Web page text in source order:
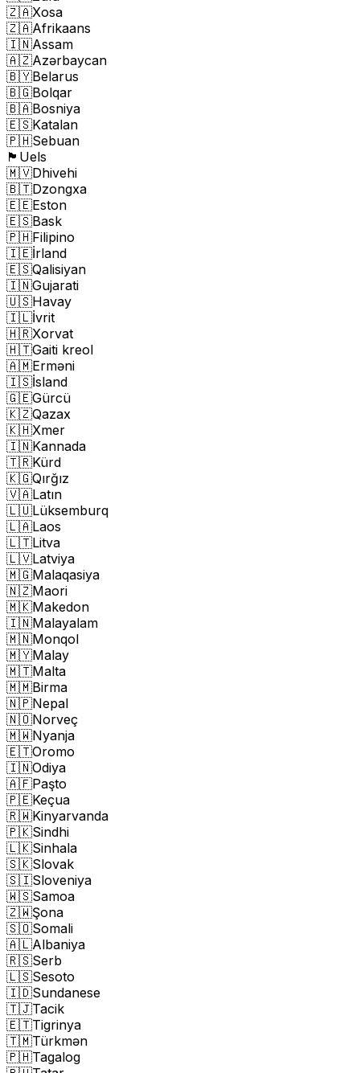
🇿🇦Xosa
🇿🇦Afrikaans
🇮🇳Assam
🇦🇿Azərbaycan
🇧🇾Belarus
🇧🇬Bolqar
🇧🇦Bosniya
🇪🇸Katalan
🇵🇭Sebuan
🏴󠁧󠁢󠁷󠁬󠁳󠁿 Uels
🇲🇻Dhivehi
🇧🇹Dzongxa
🇪🇪Eston
🇪🇸Bask
🇵🇭Filipino
🇮🇪İrland
🇪🇸Qalisiyan
🇮🇳Gujarati
🇺🇸Havay
🇮🇱İvrit
🇭🇷Xorvat
🇭🇹Gaiti kreol
🇦🇲Erməni
🇮🇸İsland
🇬🇪Gürcü
🇰🇿Qazax
🇰🇭Xmer
🇮🇳Kannada
🇹🇷Kürd
🇰🇬Qırğız
🇻🇦Latın
🇱🇺Lüksemburq
🇱🇦Laos
🇱🇹Litva
🇱🇻Latviya
🇲🇬Malaqasiya
🇳🇿Maori
🇲🇰Makedon
🇮🇳Malayalam
🇲🇳Monqol
🇲🇾Malay
🇲🇹Malta
🇲🇲Birma
🇳🇵Nepal
🇳🇴Norveç
🇲🇼Nyanja
🇪🇹Oromo
🇮🇳Odiya
🇦🇫Paşto
🇵🇪Keçua
🇷🇼Kinyarvanda
🇵🇰Sindhi
🇱🇰Sinhala
🇸🇰Slovak
🇸🇮Sloveniya
🇼🇸Samoa
🇿🇼Şona
🇸🇴Somali
🇦🇱Albaniya
🇷🇸Serb
🇱🇸Sesoto
🇮🇩Sundanese
🇹🇯Tacik
🇪🇹Tigrinya
🇹🇲Türkmən
🇵🇭Tagalog